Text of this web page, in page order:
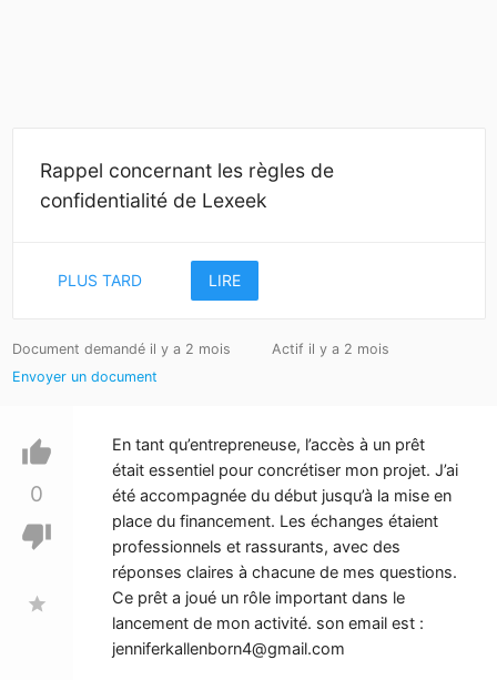
Rappel concernant les règles de
confidentialité de Lexeek
PLUS TARD LIRE
Document demandé il y a 2 mois
Actif il y a 2 mois
Envoyer un document
thumb_up
0
thumb_down
star
En tant qu’entrepreneuse, l’accès à un prêt
était essentiel pour concrétiser mon projet. J’ai
été accompagnée du début jusqu’à la mise en
place du financement. Les échanges étaient
professionnels et rassurants, avec des
réponses claires à chacune de mes questions.
Ce prêt a joué un rôle important dans le
lancement de mon activité. son email est :
jenniferkallenborn4@gmail.com